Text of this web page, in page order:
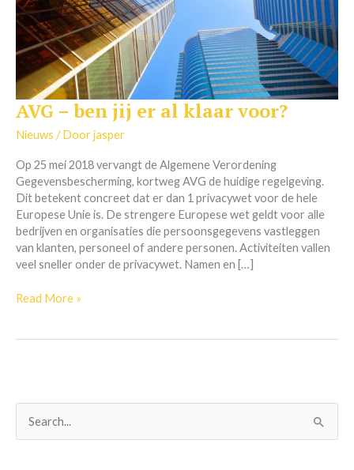
AVG – ben jij er al klaar voor?
Nieuws / Doorjasper
Op 25 mei 2018 vervangt de Algemene Verordening
Gegevensbescherming, kortweg AVG de huidige regelgeving.
Dit betekent concreet dat er dan 1 privacywet voor de hele
Europese Unie is. De strengere Europese wet geldt voor alle
bedrijven en organisaties die persoonsgegevens vastleggen
van klanten, personeel of andere personen. Activiteiten vallen
veel sneller onder de privacywet. Namen en […]
AVG
ben
er
al
klaar
voor?
Read More »